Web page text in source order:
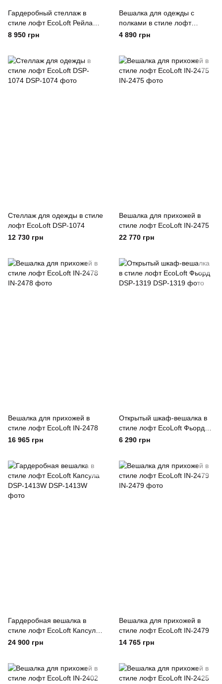
Гардеробный стеллаж в
стиле лофт EcoLoft Рейлан
DSP-1374
8 950 грн
Вешалка для одежды с
полками в стиле лофт
EcoLoft Сиверо DSP-1518
4 890 грн
Стеллаж для одежды в стиле
лофт EcoLoft DSP-1074
12 730 грн
Вешалка для прихожей в
стиле лофт EcoLoft IN-2475
22 770 грн
Вешалка для прихожей в
стиле лофт EcoLoft IN-2478
16 965 грн
Открытый шкаф-вешалка в
стиле лофт EcoLoft Фьорд
DSP-1319
6 290 грн
Гардеробная вешалка в
стиле лофт EcoLoft Капсула
DSP-1413W
24 900 грн
Вешалка для прихожей в
стиле лофт EcoLoft IN-2479
14 765 грн